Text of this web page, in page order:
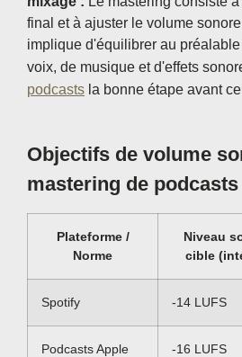
final et à ajuster le volume
implique d'équilibrer au
voix, de musique et d'effets
podcasts la bonne étape avant
Objectifs de volume
mastering de
Plateforme /
Norme
Niveau
cible
Spotify -14 LUFS
Podcasts Apple -16 LUFS